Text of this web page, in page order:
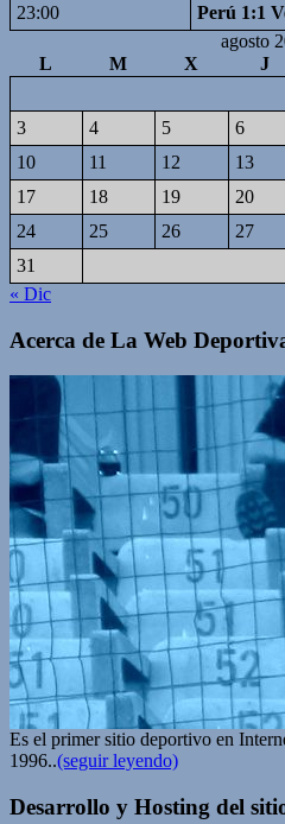
23:00
Perú 1:1
agosto
L
M X J
3
4 5 6
10
11 12 13
17
18 19 20
24
25 26 27
31
« Dic
Acerca de La Web
Es el primer sitio deportivo en
1996..(seguir leyendo)
Desarrollo y Hosting del